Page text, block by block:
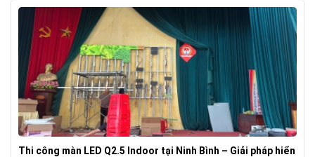
Thi công màn LED Q2.5 Indoor tại Ninh Bình – Giải pháp hiển